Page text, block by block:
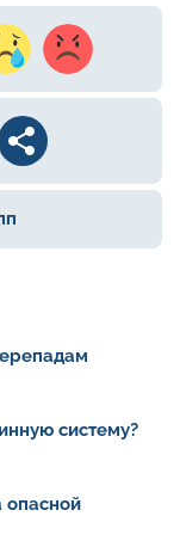
систему?
опасной